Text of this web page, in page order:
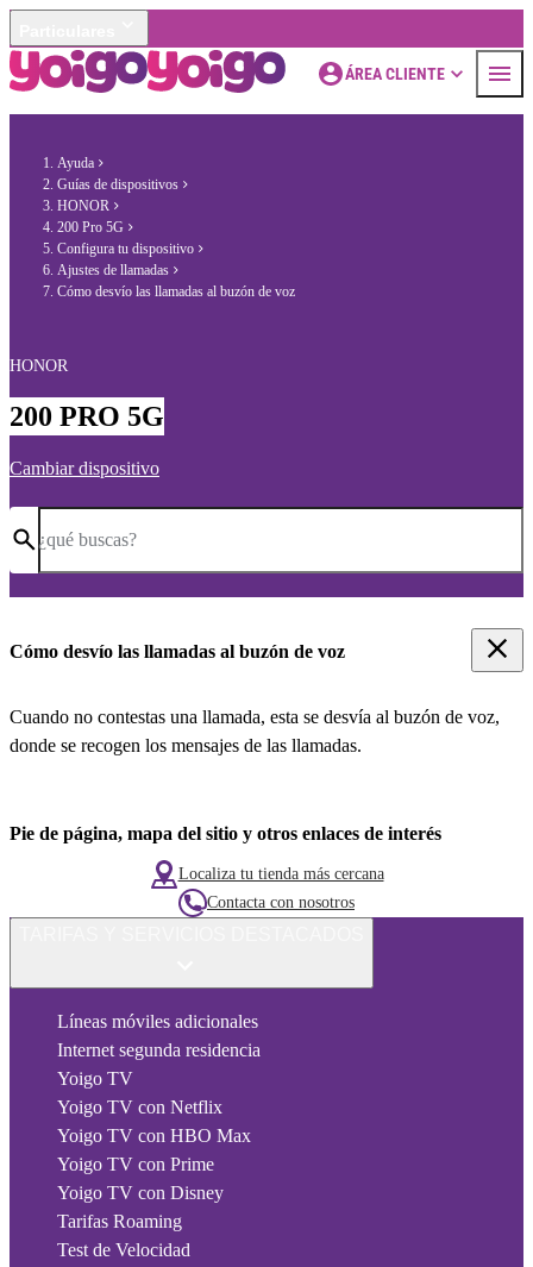
ÁREA CLIENTE
Ayuda
Guías de dispositivos
HONOR
200 Pro 5G
Configura tu dispositivo
Ajustes de llamadas
Cómo desvío las llamadas al buzón de voz
HONOR
200 PRO 5G
Cambiar dispositivo
¿qué buscas?
Cómo desvío las llamadas al buzón de voz
Cuando no contestas una llamada, esta se desvía al buzón de voz,
donde se recogen los mensajes de las llamadas.
Pie de página, mapa del sitio y otros enlaces de interés
Localiza tu tienda más cercana
Contacta con nosotros
Líneas móviles adicionales
Internet segunda residencia
Yoigo TV
Yoigo TV con Netflix
Yoigo TV con HBO Max
Yoigo TV con Prime
Yoigo TV con Disney
Tarifas Roaming
Test de Velocidad